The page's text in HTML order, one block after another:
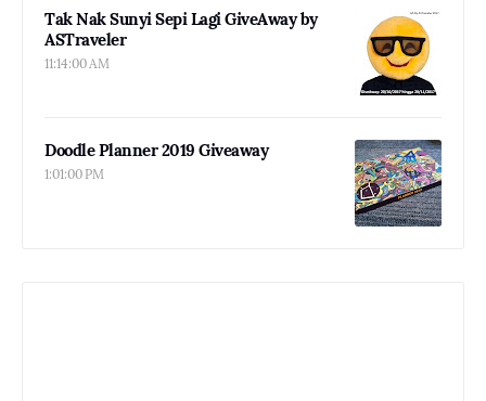
Tak Nak Sunyi Sepi Lagi GiveAway by
ASTraveler
11:14:00 AM
Doodle Planner 2019 Giveaway
1:01:00 PM